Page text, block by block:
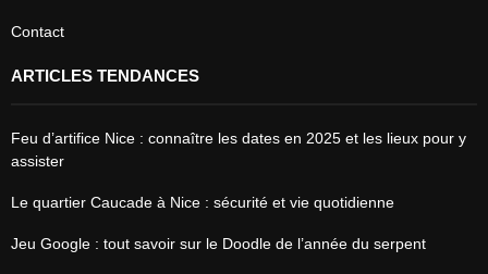
Contact
ARTICLES TENDANCES
Feu d’artifice Nice : connaître les dates en 2025 et les lieux pour y
assister
Le quartier Caucade à Nice : sécurité et vie quotidienne
Jeu Google : tout savoir sur le Doodle de l’année du serpent